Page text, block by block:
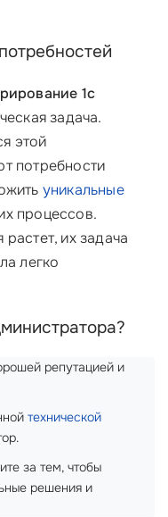
1с
задача.
этой
потребности
уникальные
процессов.
их задача
легко
репутацией и
технической
за тем, чтобы
решения и